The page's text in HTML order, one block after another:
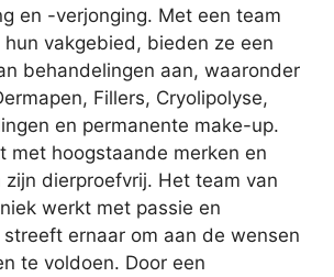
en -verjonging. Met een team
vakgebied, bieden ze een
behandelingen aan, waaronder
Fillers, Cryolipolyse,
en permanente make-up.
met hoogstaande merken en
zijn dierproefvrij. Het team van
werkt met passie en
ernaar om aan de wensen
te voldoen. Door een